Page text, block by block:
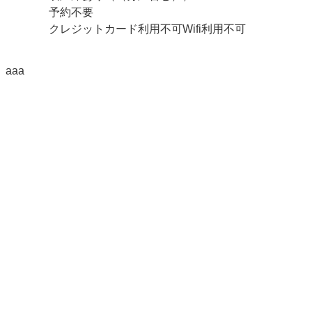
予約不要
クレジットカード利用不可Wifi利用不可
aaa